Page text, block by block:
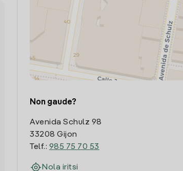
Non gaude?
Avenida Schulz 98
33208 Gijon
Telf.: 985 75 70 53
Nola iritsi